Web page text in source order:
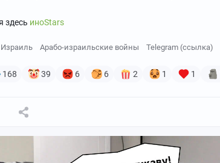
здесь иноStars
Израиль Арабо-израильские войны Telegram (ссылка)
168 39 6 6 2 1 1